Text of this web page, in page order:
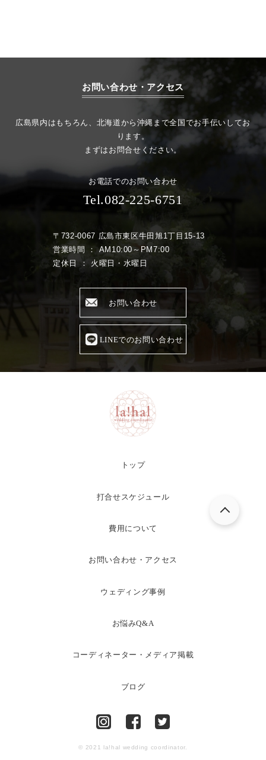
お問い合わせ・アクセス
広島県内はもちろん、北海道から沖縄まで全国でお手伝いしてお
ります。
まずはお問合せください。
お電話でのお問い合わせ
Tel.082-225-6751
〒732-0067 広島市東区牛田旭1丁目15-13
営業時間 ： AM10:00～PM7:00
定休日 ： 火曜日・水曜日
お問い合わせ
LINEでのお問い合わせ
トップ
打合せスケジュール
費用について
お問い合わせ・アクセス
ウェディング事例
お悩みQ&A
コーディネーター・メディア掲載
ブログ
© 2021 la!hal wedding coordinator.